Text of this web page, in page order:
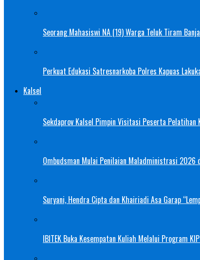
Seorang Mahasiswi NA (19) Warga Teluk Tiram
Perkuat Edukasi Satresnarkoba Polres Kapuas
Kalsel
Sekdaprov Kalsel Pimpin Visitasi Peserta Pelatihan
Ombudsman Mulai Penilaian Maladministrasi 2026
Suryani, Hendra Cipta dan Khairiadi Asa Garap
IBITEK Buka Kesempatan Kuliah Melalui Program